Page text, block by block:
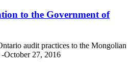
to the Government of
audit practices to the Mongolian
October 27, 2016